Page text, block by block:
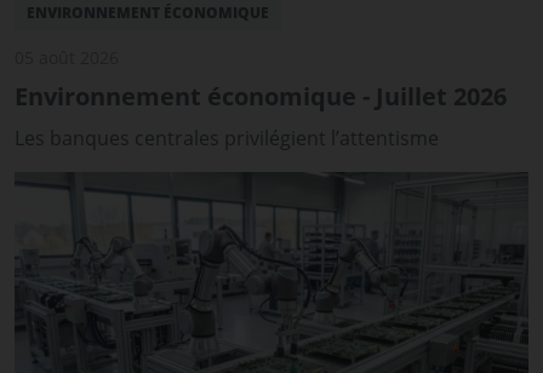
ENVIRONNEMENT ÉCONOMIQUE
Environnement économique - Juillet 2026
Les banques centrales privilégient l’attentisme